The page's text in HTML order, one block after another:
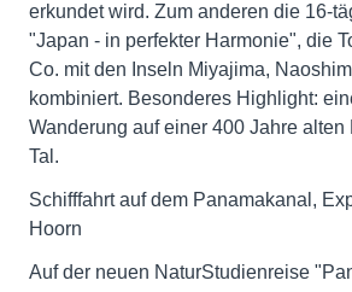
erkundet wird. Zum anderen die 16-
"Japan - in perfekter Harmonie", die
Co. mit den Inseln Miyajima,
kombiniert. Besonderes Highlight:
Wanderung auf einer 400 Jahre alten
Tal.
Schifffahrt auf dem Panamakanal,
Hoorn
Auf der neuen NaturStudienreise